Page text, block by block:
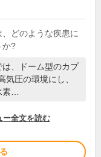
どのような疾患に
か?
、ドーム型のカプ
気圧の環境にし、
素…
ー全文を読む